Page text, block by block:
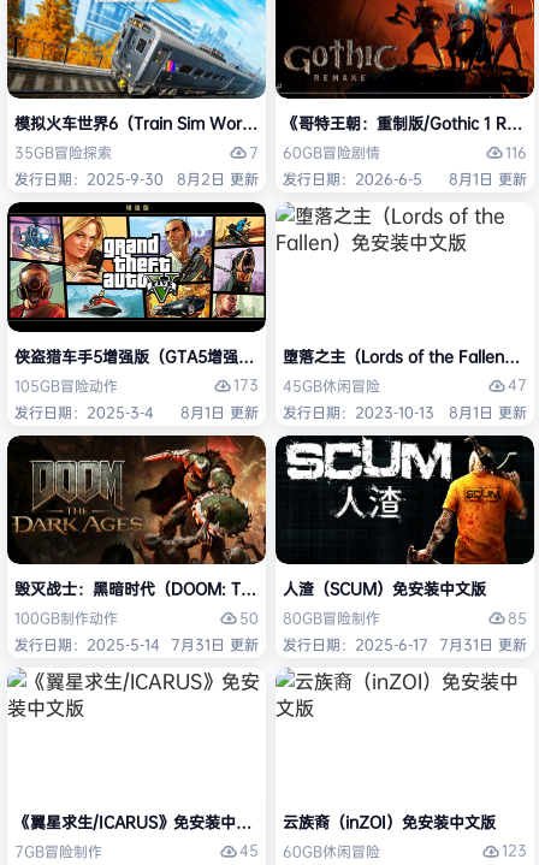
模拟火车世界6（Train Sim World 6）免安装中文版
35GB冒险探索
7
发行日期：2025-9-30
8月2日 更新
《哥特王朝：重制版/Gothic 1
60GB冒险剧情
116
发行日期：2026-6-5
8月1日 更新
侠盗猎车手5增强版（GTA5增强版（Grand Theft Auto V Enhanced）免
105GB冒险动作
173
发行日期：2025-3-4
8月1日 更新
堕落之主（Lords of the Fallen）免
45GB休闲冒险
47
发行日期：2023-10-13
8月1日 更新
毁灭战士：黑暗时代（DOOM: The Dark Ages）免安装中文版
100GB制作动作
50
发行日期：2025-5-14 7月31日 更新
人渣（SCUM）免安装中文版
80GB冒险制作
85
发行日期：2025-6-17 7月31日 更新
《翼星求生/ICARUS》免安装中文版
7GB冒险制作
45
云族裔（inZOI）免安装中文版
60GB休闲冒险
123